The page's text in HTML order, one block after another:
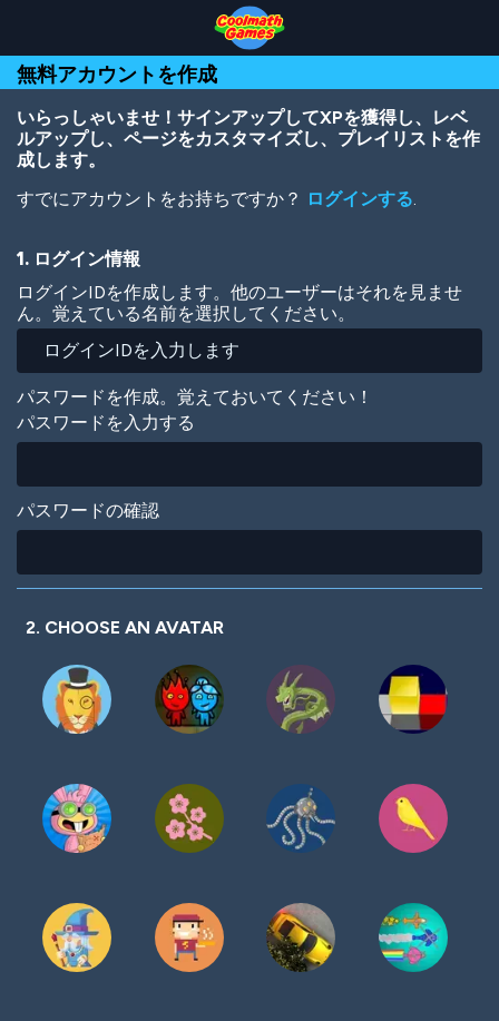
Top
of
Page
Navigation
Main
Content
Footer
ン
コ
ン
移
無料アカウントを作成
いらっしゃいませ！サインアップしてXPを獲得し、レベ
ルアップし、ページをカスタマイズし、プレイリストを作
成します。
すでにアカウントをお持ちですか？ ログインする.
1. ログイン情報
ログインIDを作成します。他のユーザーはそれを見ませ
ん。覚えている名前を選択してください。
パスワードを作成。覚えておいてください！
パスワードを入力する
パスワードの確認
2. CHOOSE AN AVATAR